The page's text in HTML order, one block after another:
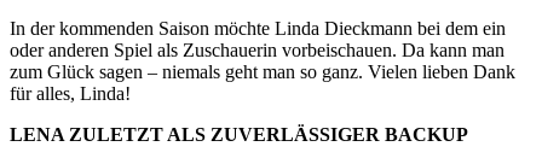
In der kommenden Saison möchte Linda Dieckmann bei dem ein
oder anderen Spiel als Zuschauerin vorbeischauen. Da kann man
zum Glück sagen – niemals geht man so ganz. Vielen lieben Dank
für alles, Linda!
LENA ZULETZT ALS ZUVERLÄSSIGER BACKUP